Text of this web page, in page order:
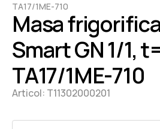
TA17/1ME-710
Masa
Smart GN 1/1,
TA17/1ME-710
Articol: T11302000201